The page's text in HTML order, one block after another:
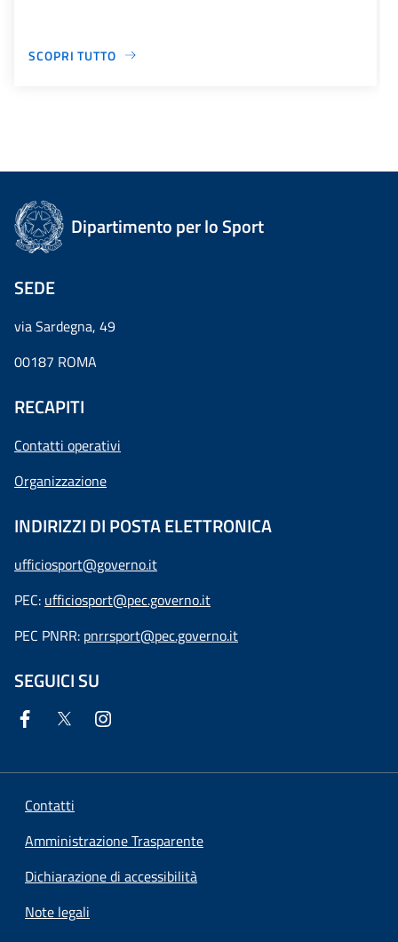
SCOPRI TUTTO
Dipartimento per lo Sport
SEDE
via Sardegna, 49
00187 ROMA
RECAPITI
Contatti operativi
Organizzazione
INDIRIZZI DI POSTA ELETTRONICA
ufficiosport@governo.it
PEC: ufficiosport@pec.governo.it
PEC PNRR: pnrrsport@pec.governo.it
SEGUICI SU
Contatti
Amministrazione Trasparente
Dichiarazione di accessibilità
Note legali